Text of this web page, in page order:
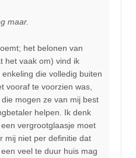
maar.
het belonen van
het vaak om) vind ik
die volledig buiten
vooraf te voorzien was,
mogen ze van mij best
helpen. Ik denk
vergrootglaasje moet
mij niet per definitie dat
veel te duur huis mag